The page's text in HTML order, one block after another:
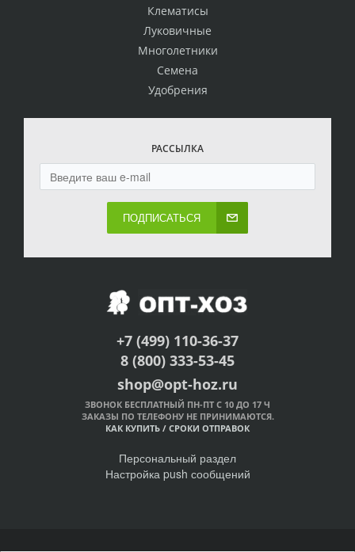
Клематисы
Луковичные
Многолетники
Семена
Удобрения
РАССЫЛКА
ПОДПИСАТЬСЯ
+7 (499) 110-36-37
8 (800) 333-53-45
shop@opt-hoz.ru
ЗВОНОК БЕСПЛАТНЫЙ ПН-ПТ С 10 ДО 17 Ч
ЗАКАЗЫ ПО ТЕЛЕФОНУ НЕ ПРИНИМАЮТСЯ.
КАК КУПИТЬ / СРОКИ ОТПРАВОК
Персональный раздел
Настройка push сообщений